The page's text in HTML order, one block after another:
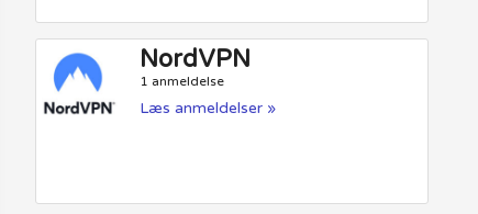
NordVPN
1 anmeldelse
Læs anmeldelser »